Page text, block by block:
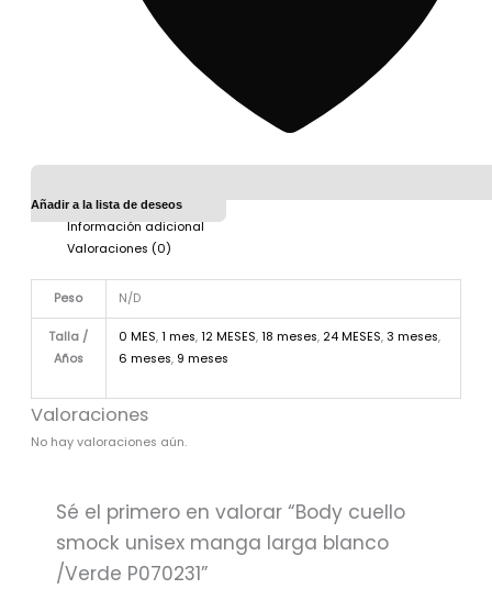
Añadir a la lista de deseos
Información adicional
Valoraciones (0)
Peso N/D
Talla /
Años
0 MES, 1 mes, 12 MESES, 18 meses, 24 MESES, 3 meses,
6 meses, 9 meses
Valoraciones
No hay valoraciones aún.
Sé el primero en valorar “Body cuello
smock unisex manga larga blanco
/Verde P070231”